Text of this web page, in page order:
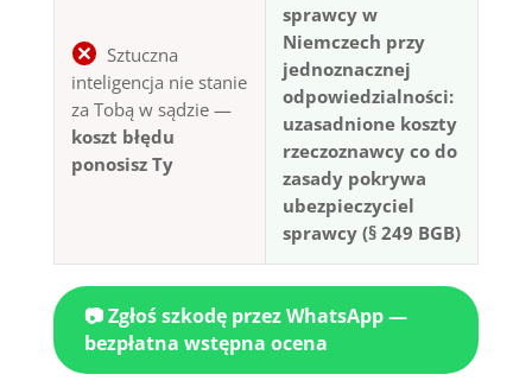
Sztuczna
inteligencja nie stanie
za Tobą w sądzie —
koszt błędu
ponosisz Ty
sprawcy w
Niemczech przy
jednoznacznej
odpowiedzialności:
uzasadnione koszty
rzeczoznawcy co do
zasady pokrywa
ubezpieczyciel
sprawcy (§ 249 BGB)
📷 Zgłoś szkodę przez WhatsApp —
bezpłatna wstępna ocena